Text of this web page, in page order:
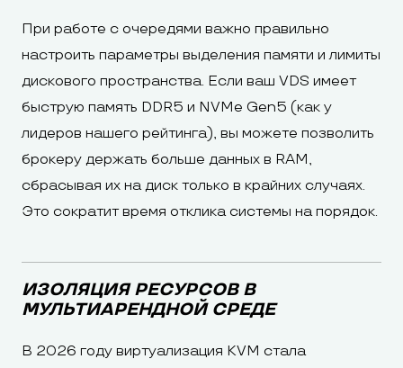
При работе с очередями важно правильно
настроить параметры выделения памяти и лимиты
дискового пространства. Если ваш VDS имеет
быструю память DDR5 и NVMe Gen5 (как у
лидеров нашего рейтинга), вы можете позволить
брокеру держать больше данных в RAM,
сбрасывая их на диск только в крайних случаях.
Это сократит время отклика системы на порядок.
ИЗОЛЯЦИЯ РЕСУРСОВ В
МУЛЬТИАРЕНДНОЙ СРЕДЕ
В 2026 году виртуализация KVM стала